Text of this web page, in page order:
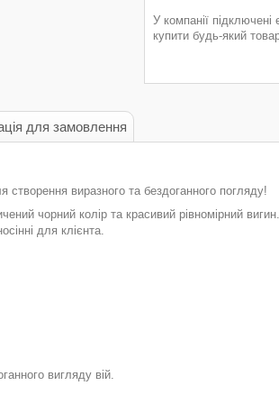
У компанії
купити будь-який
для замовлення
виразного та бездоганного погляду!
чорний колір та красивий рівномірний
носінні для клієнта.
вигляду вій.